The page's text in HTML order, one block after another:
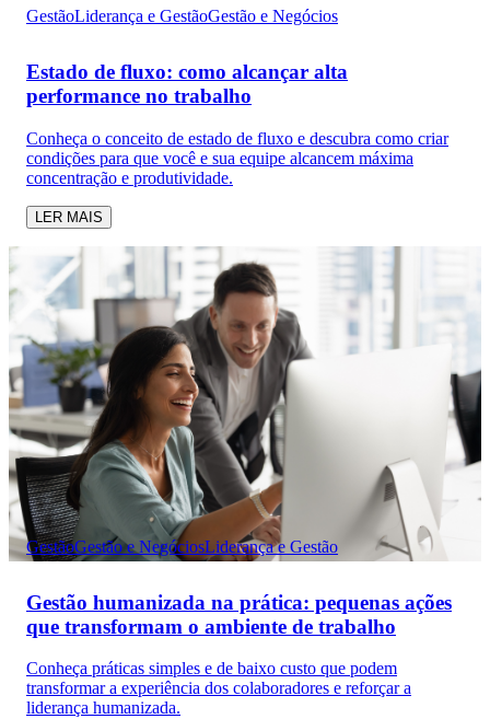
GestãoLiderança e GestãoGestão e Negócios
Estado de fluxo: como alcançar alta
performance no trabalho
Conheça o conceito de estado de fluxo e descubra como criar
condições para que você e sua equipe alcancem máxima
concentração e produtividade.
LER MAIS
GestãoGestão e NegóciosLiderança e Gestão
Gestão humanizada na prática: pequenas ações
que transformam o ambiente de trabalho
Conheça práticas simples e de baixo custo que podem
transformar a experiência dos colaboradores e reforçar a
liderança humanizada.